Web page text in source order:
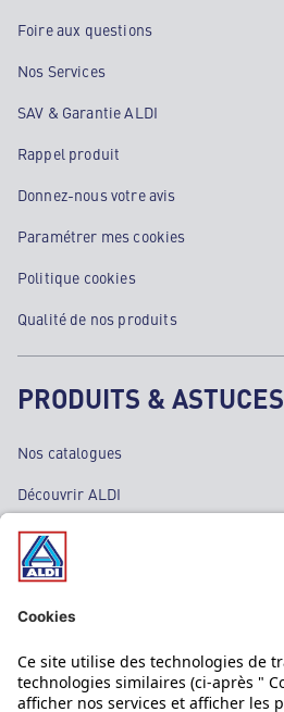
Foire aux questions
Nos Services
SAV & Garantie ALDI
Rappel produit
Donnez-nous votre avis
Paramétrer mes cookies
Politique cookies
Qualité de nos produits
PRODUITS & ASTUCES
Nos catalogues
Découvrir ALDI
Nos bons plans
Nos rayons
Nos marques
Nos astuces
Évènements